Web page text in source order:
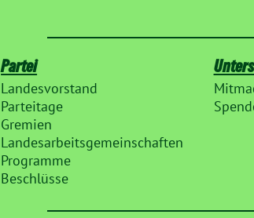
Partei
Landesvorstand
Parteitage
Gremien
Landesarbeitsgemeinschaften
Programme
Beschlüsse